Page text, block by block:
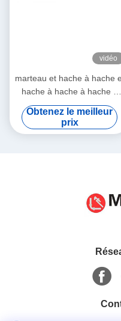
vidéo
marteau et hache à hache
hache à hache à hache à
hache à hache à hache à
hache à hache à hache à
hache à hache à hache à
hache à hache à hache à
hache à hache à hache à
hache à hache à hache à
hache à hache à hache à
hache à hache en fibre de
Obtenez le meilleur
prix